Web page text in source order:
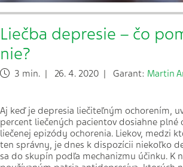
Liečba depresie – čo
nie?
3 min. | 26. 4. 2020 | Garant: Martin
Aj keď je depresia liečiteľným ochorením,
percent liečených pacientov dosiahne plné
liečenej epizódy ochorenia. Liekov, medzi
ten správny, je dnes k dispozícii niekoľko
sa do skupín podľa mechanizmu účinku. K